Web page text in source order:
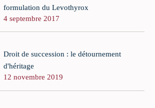
formulation du Levothyrox
4 septembre 2017
Droit de succession : le détournement
d'héritage
12 novembre 2019